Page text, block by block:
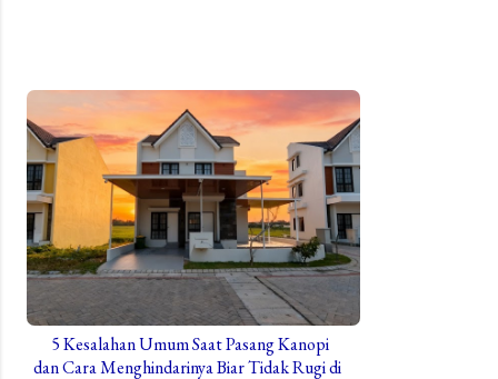
5 Kesalahan Umum Saat Pasang Kanopi
dan Cara Menghindarinya Biar Tidak Rugi di